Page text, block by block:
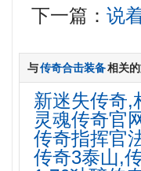
下一篇：说
与传奇合击装备相关
新迷失传奇,
灵魂传奇官
传奇指挥官
传奇3泰山,